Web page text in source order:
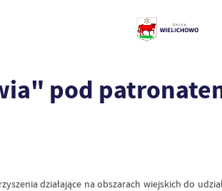
pod
działające na obszarach wiejskich do